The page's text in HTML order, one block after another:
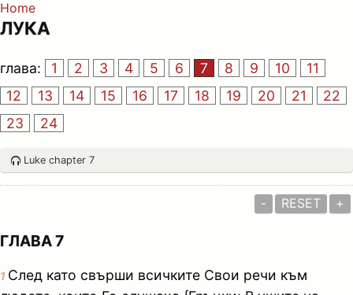
Home
ЛУКА
глава: 1 2 3 4 5 6 7 8 9 10
11
12
13 14 15 16 17 18 19 20 21
22
23
24
Luke chapter 7
- RESET +
ГЛАВА 7
1 След като свърши всичките Свои речи към